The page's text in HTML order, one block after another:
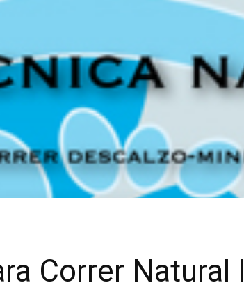
Correr Natural